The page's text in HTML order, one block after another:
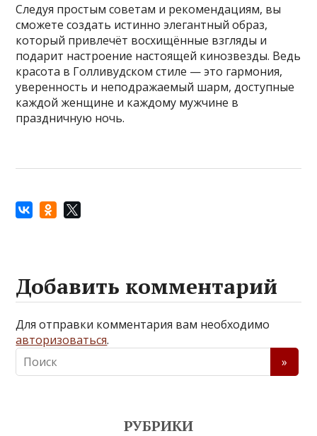
Следуя простым советам и рекомендациям, вы
сможете создать истинно элегантный образ,
который привлечёт восхищённые взгляды и
подарит настроение настоящей кинозвезды. Ведь
красота в Голливудском стиле — это гармония,
уверенность и неподражаемый шарм, доступные
каждой женщине и каждому мужчине в
праздничную ночь.
Добавить комментарий
Для отправки комментария вам необходимо
авторизоваться.
РУБРИКИ